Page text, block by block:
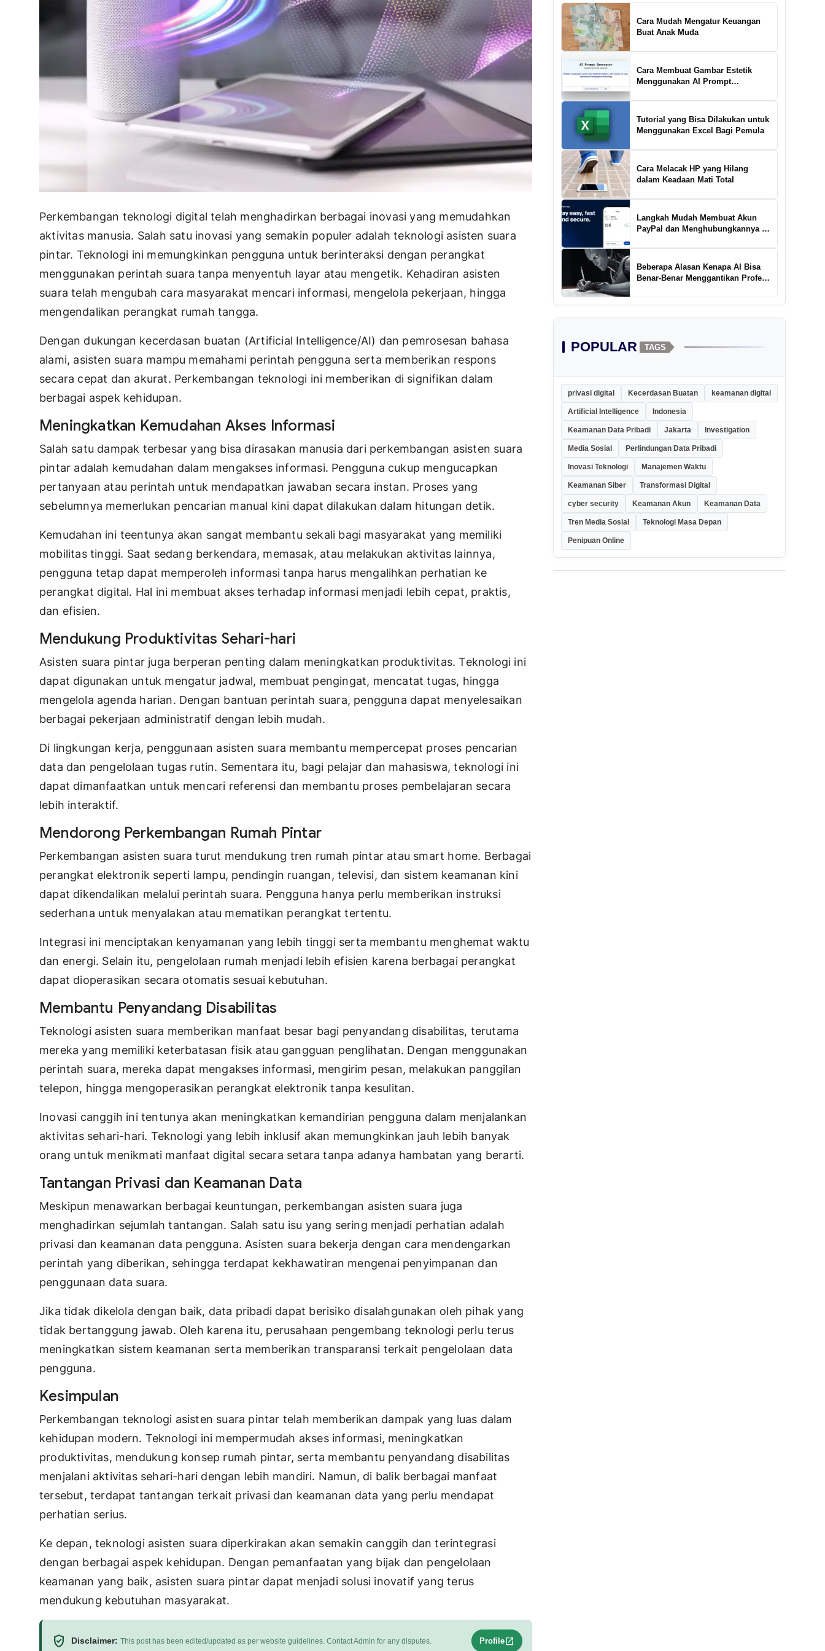
Perkembangan teknologi digital telah menghadirkan berbagai inovasi yang memudahkan
aktivitas manusia. Salah satu inovasi yang semakin populer adalah teknologi asisten suara
pintar. Teknologi ini memungkinkan pengguna untuk berinteraksi dengan perangkat
menggunakan perintah suara tanpa menyentuh layar atau mengetik. Kehadiran asisten
suara telah mengubah cara masyarakat mencari informasi, mengelola pekerjaan, hingga
mengendalikan perangkat rumah tangga.
Dengan dukungan kecerdasan buatan (Artificial Intelligence/AI) dan pemrosesan bahasa
alami, asisten suara mampu memahami perintah pengguna serta memberikan respons
secara cepat dan akurat. Perkembangan teknologi ini memberikan di signifikan dalam
berbagai aspek kehidupan.
Meningkatkan Kemudahan Akses Informasi
Salah satu dampak terbesar yang bisa dirasakan manusia dari perkembangan asisten suara
pintar adalah kemudahan dalam mengakses informasi. Pengguna cukup mengucapkan
pertanyaan atau perintah untuk mendapatkan jawaban secara instan. Proses yang
sebelumnya memerlukan pencarian manual kini dapat dilakukan dalam hitungan detik.
Kemudahan ini teentunya akan sangat membantu sekali bagi masyarakat yang memiliki
mobilitas tinggi. Saat sedang berkendara, memasak, atau melakukan aktivitas lainnya,
pengguna tetap dapat memperoleh informasi tanpa harus mengalihkan perhatian ke
perangkat digital. Hal ini membuat akses terhadap informasi menjadi lebih cepat, praktis,
dan efisien.
Mendukung Produktivitas Sehari-hari
Asisten suara pintar juga berperan penting dalam meningkatkan produktivitas. Teknologi ini
dapat digunakan untuk mengatur jadwal, membuat pengingat, mencatat tugas, hingga
mengelola agenda harian. Dengan bantuan perintah suara, pengguna dapat menyelesaikan
berbagai pekerjaan administratif dengan lebih mudah.
Di lingkungan kerja, penggunaan asisten suara membantu mempercepat proses pencarian
data dan pengelolaan tugas rutin. Sementara itu, bagi pelajar dan mahasiswa, teknologi ini
dapat dimanfaatkan untuk mencari referensi dan membantu proses pembelajaran secara
lebih interaktif.
Mendorong Perkembangan Rumah Pintar
Perkembangan asisten suara turut mendukung tren rumah pintar atau smart home. Berbagai
perangkat elektronik seperti lampu, pendingin ruangan, televisi, dan sistem keamanan kini
dapat dikendalikan melalui perintah suara. Pengguna hanya perlu memberikan instruksi
sederhana untuk menyalakan atau mematikan perangkat tertentu.
Integrasi ini menciptakan kenyamanan yang lebih tinggi serta membantu menghemat waktu
dan energi. Selain itu, pengelolaan rumah menjadi lebih efisien karena berbagai perangkat
dapat dioperasikan secara otomatis sesuai kebutuhan.
Membantu Penyandang Disabilitas
Teknologi asisten suara memberikan manfaat besar bagi penyandang disabilitas, terutama
mereka yang memiliki keterbatasan fisik atau gangguan penglihatan. Dengan menggunakan
perintah suara, mereka dapat mengakses informasi, mengirim pesan, melakukan panggilan
telepon, hingga mengoperasikan perangkat elektronik tanpa kesulitan.
Inovasi canggih ini tentunya akan meningkatkan kemandirian pengguna dalam menjalankan
aktivitas sehari-hari. Teknologi yang lebih inklusif akan memungkinkan jauh lebih banyak
orang untuk menikmati manfaat digital secara setara tanpa adanya hambatan yang berarti.
Tantangan Privasi dan Keamanan Data
Meskipun menawarkan berbagai keuntungan, perkembangan asisten suara juga
menghadirkan sejumlah tantangan. Salah satu isu yang sering menjadi perhatian adalah
privasi dan keamanan data pengguna. Asisten suara bekerja dengan cara mendengarkan
perintah yang diberikan, sehingga terdapat kekhawatiran mengenai penyimpanan dan
penggunaan data suara.
Jika tidak dikelola dengan baik, data pribadi dapat berisiko disalahgunakan oleh pihak yang
tidak bertanggung jawab. Oleh karena itu, perusahaan pengembang teknologi perlu terus
meningkatkan sistem keamanan serta memberikan transparansi terkait pengelolaan data
pengguna.
Kesimpulan
Perkembangan teknologi asisten suara pintar telah memberikan dampak yang luas dalam
kehidupan modern. Teknologi ini mempermudah akses informasi, meningkatkan
produktivitas, mendukung konsep rumah pintar, serta membantu penyandang disabilitas
menjalani aktivitas sehari-hari dengan lebih mandiri. Namun, di balik berbagai manfaat
tersebut, terdapat tantangan terkait privasi dan keamanan data yang perlu mendapat
perhatian serius.
Ke depan, teknologi asisten suara diperkirakan akan semakin canggih dan terintegrasi
dengan berbagai aspek kehidupan. Dengan pemanfaatan yang bijak dan pengelolaan
keamanan yang baik, asisten suara pintar dapat menjadi solusi inovatif yang terus
mendukung kebutuhan masyarakat.
verified_user Disclaimer: This post has been edited/updated as per website guidelines. Contact Admin for any disputes. Profileopen_in_new
Cara Mudah Mengatur Keuangan
Buat Anak Muda
Cara Membuat Gambar Estetik
Menggunakan AI Prompt
Tutorial yang Bisa Dilakukan untuk
Menggunakan Excel Bagi Pemula
Cara Melacak HP yang Hilang
dalam Keadaan Mati Total
Langkah Mudah Membuat Akun
PayPal dan Menghubungkannya ke
Beberapa Alasan Kenapa AI Bisa
Benar-Benar Menggantikan Profesi
POPULAR TAGS
privasi digital Kecerdasan Buatan keamanan digital
Artificial Intelligence Indonesia
Keamanan Data Pribadi Jakarta Investigation
Media Sosial Perlindungan Data Pribadi
Inovasi Teknologi Manajemen Waktu
Keamanan Siber Transformasi Digital
cyber security Keamanan Akun Keamanan Data
Tren Media Sosial Teknologi Masa Depan
Penipuan Online